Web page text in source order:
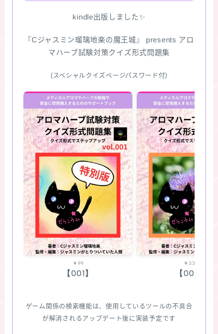
kindle出版しました✨
『Cジャスミン瑠璃地楽の魔王城』 presents アロ
マハーブ試験対策クイズ形式問題集
(スペシャルクイズページパスワード付)
￥99
【001】
￥330
【002】
ゲーム関係の検索機能は、使用しているツールの不具合
が解消されるアップデート後に実装予定です